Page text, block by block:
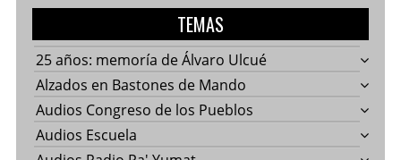
TEMAS
25 años: memoría de Álvaro Ulcué
Alzados en Bastones de Mando
Audios Congreso de los Pueblos
Audios Escuela